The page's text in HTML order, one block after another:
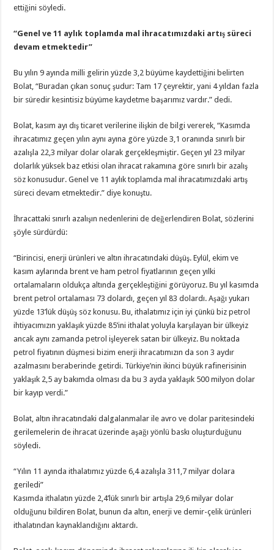
ettiğini söyledi.
“Genel ve 11 aylık toplamda mal ihracatımızdaki artış süreci
devam etmektedir”
Bu yılın 9 ayında milli gelirin yüzde 3,2 büyüme kaydettiğini belirten
Bolat, “Buradan çıkan sonuç şudur: Tam 17 çeyrektir, yani 4 yıldan fazla
bir süredir kesintisiz büyüme kaydetme başarımız vardır.” dedi.
Bolat, kasım ayı dış ticaret verilerine ilişkin de bilgi vererek, “Kasımda
ihracatımız geçen yılın aynı ayına göre yüzde 3,1 oranında sınırlı bir
azalışla 22,3 milyar dolar olarak gerçekleşmiştir. Geçen yıl 23 milyar
dolarlık yüksek baz etkisi olan ihracat rakamına göre sınırlı bir azalış
söz konusudur. Genel ve 11 aylık toplamda mal ihracatımızdaki artış
süreci devam etmektedir.” diye konuştu.
İhracattaki sınırlı azalışın nedenlerini de değerlendiren Bolat, sözlerini
şöyle sürdürdü:
“Birincisi, enerji ürünleri ve altın ihracatındaki düşüş. Eylül, ekim ve
kasım aylarında brent ve ham petrol fiyatlarının geçen yılki
ortalamaların oldukça altında gerçekleştiğini görüyoruz. Bu yıl kasımda
brent petrol ortalaması 73 dolardı, geçen yıl 83 dolardı. Aşağı yukarı
yüzde 13’lük düşüş söz konusu. Bu, ithalatımız için iyi çünkü biz petrol
ihtiyacımızın yaklaşık yüzde 85’ini ithalat yoluyla karşılayan bir ülkeyiz
ancak aynı zamanda petrol işleyerek satan bir ülkeyiz. Bu noktada
petrol fiyatının düşmesi bizim enerji ihracatımızın da son 3 aydır
azalmasını beraberinde getirdi. Türkiye’nin ikinci büyük rafinerisinin
yaklaşık 2,5 ay bakımda olması da bu 3 ayda yaklaşık 500 milyon dolar
bir kayıp verdi.”
Bolat, altın ihracatındaki dalgalanmalar ile avro ve dolar paritesindeki
gerilemelerin de ihracat üzerinde aşağı yönlü baskı oluşturduğunu
söyledi.
“Yılın 11 ayında ithalatımız yüzde 6,4 azalışla 311,7 milyar dolara
geriledi”
Kasımda ithalatın yüzde 2,4’lük sınırlı bir artışla 29,6 milyar dolar
olduğunu bildiren Bolat, bunun da altın, enerji ve demir-çelik ürünleri
ithalatından kaynaklandığını aktardı.